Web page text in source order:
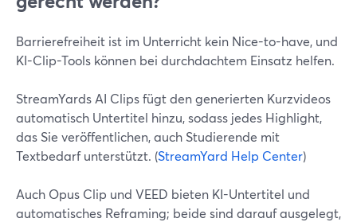
Barrierefreiheit ist im Unterricht kein Nice-to-have, und
KI-Clip-Tools können bei durchdachtem Einsatz helfen.
StreamYards AI Clips fügt den generierten Kurzvideos
automatisch Untertitel hinzu, sodass jedes Highlight,
das Sie veröffentlichen, auch Studierende mit
Textbedarf unterstützt. (StreamYard Help Center)
Auch Opus Clip und VEED bieten KI-Untertitel und
automatisches Reframing; beide sind darauf ausgelegt,